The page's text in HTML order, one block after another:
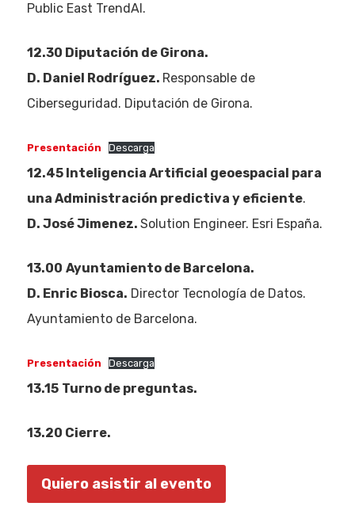
Public East TrendAI.
12.30 Diputación de Girona.
D. Daniel Rodríguez. Responsable de
Ciberseguridad. Diputación de Girona.
Presentación Descarga
12.45 Inteligencia Artificial geoespacial para
una Administración predictiva y eficiente.
D. José Jimenez. Solution Engineer. Esri España.
13.00 Ayuntamiento de Barcelona.
D. Enric Biosca. Director Tecnología de Datos.
Ayuntamiento de Barcelona.
Presentación Descarga
13.15 Turno de preguntas.
13.20 Cierre.
Quiero asistir al eventoEmpresas